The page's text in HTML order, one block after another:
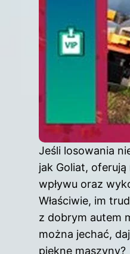
Jeśli losowania
jak Goliat, oferują
wpływu oraz
Właściwie, im
z dobrym autem
można jechać,
piękne maszyny?